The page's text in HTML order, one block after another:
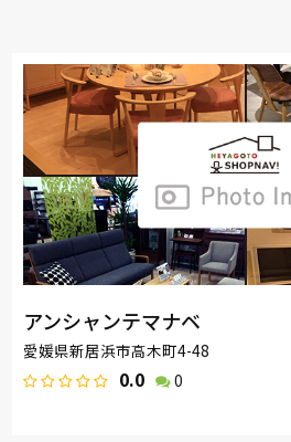
アンシャンテマナベ
愛媛県新居浜市高木町4-48
0.0 0